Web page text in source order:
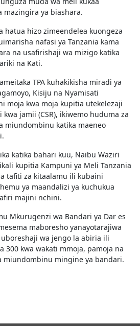
mazingira ya biashara.
hatua hizo zimeendelea kuongeza
nafasi ya Tanzania kama
na usafirishaji wa mizigo katika
na Kati.
TPA kuhakikisha miradi ya
Kisiju na Nyamisati
moja kwa moja kupitia utekelezaji
jamii (CSR), ikiwemo huduma za
miundombinu katika maeneo
katika bahari kuu, Naibu Waziri
kupitia Kampuni ya Meli Tanzania
tafiti za kitaalamu ili kubaini
ya maandalizi ya kuchukua
majini nchini.
Mkurugenzi wa Bandari ya Dar es
maboresho yanayotarajiwa
wa jengo la abiria ili
300 kwa wakati mmoja, pamoja na
miundombinu mingine ya bandari.